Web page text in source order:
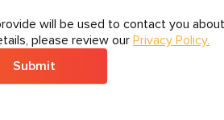
will be used to contact you
please review ourPrivacy Policy.
Submit